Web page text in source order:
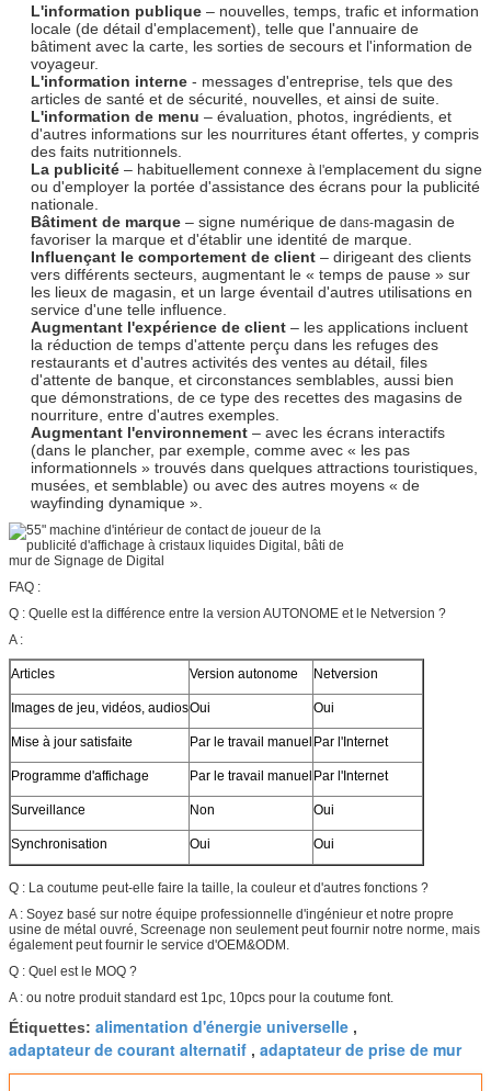
L'information publique – nouvelles, temps, trafic et information
locale (de détail d'emplacement), telle que l'annuaire de
bâtiment avec la carte, les sorties de secours et l'information de
voyageur.
L'information interne - messages d'entreprise, tels que des
articles de santé et de sécurité, nouvelles, et ainsi de suite.
L'information de menu – évaluation, photos, ingrédients, et
d'autres informations sur les nourritures étant offertes, y compris
des faits nutritionnels.
La publicité – habituellement connexe à l'emplacement du signe
ou d'employer la portée d'assistance des écrans pour la publicité
nationale.
Bâtiment de marque – signe numérique de dans-magasin de
favoriser la marque et d'établir une identité de marque.
Influençant le comportement de client – dirigeant des clients
vers différents secteurs, augmentant le « temps de pause » sur
les lieux de magasin, et un large éventail d'autres utilisations en
service d'une telle influence.
Augmentant l'expérience de client – les applications incluent
la réduction de temps d'attente perçu dans les refuges des
restaurants et d'autres activités des ventes au détail, files
d'attente de banque, et circonstances semblables, aussi bien
que démonstrations, de ce type des recettes des magasins de
nourriture, entre d'autres exemples.
Augmentant l'environnement – avec les écrans interactifs
(dans le plancher, par exemple, comme avec « les pas
informationnels » trouvés dans quelques attractions touristiques,
musées, et semblable) ou avec des autres moyens « de
wayfinding dynamique ».
FAQ :
Q : Quelle est la différence entre la version AUTONOME et le Netversion ?
A :
Articles Version autonome Netversion
Images de jeu, vidéos, audiosOui Oui
Mise à jour satisfaite Par le travail manuel Par l'Internet
Programme d'affichage Par le travail manuel Par l'Internet
Surveillance Non Oui
Synchronisation Oui Oui
Q : La coutume peut-elle faire la taille, la couleur et d'autres fonctions ?
A : Soyez basé sur notre équipe professionnelle d'ingénieur et notre propre
usine de métal ouvré, Screenage non seulement peut fournir notre norme, mais
également peut fournir le service d'OEM&ODM.
Q : Quel est le MOQ ?
A : ou notre produit standard est 1pc, 10pcs pour la coutume font.
Étiquettes: alimentation d'énergie universelle ,
adaptateur de courant alternatif , adaptateur de prise de mur